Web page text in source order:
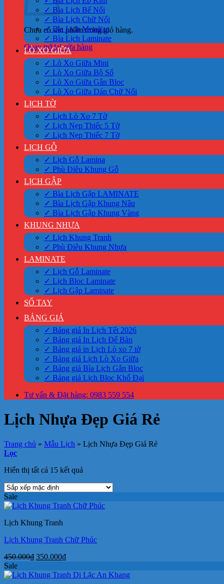
Chưa có sản phẩm trong giỏ hàng.
Quay trở lại cửa hàng
✓ Bìa Lịch Bế Nổi
✓ Bìa Lịch Chữ Nổi
✓ Bìa Lịch Metalize
✓ Bìa Lịch Laminate
LÒ XO GIỮA
✓ Lò Xo Giữa Mini
✓ Lò Xo Giữa Bộ Số
✓ Lò Xo Giữa Gắn Bloc
✓ Lò Xo Giữa Dán Chữ Nổi
LỊCH TỜ
✓ Lịch Lò Xo 7 Tờ
✓ Lịch Nẹp Thiếc 5 Tờ
✓ Lịch Nẹp Thiếc 7 Tờ
LỊCH GỖ
✓ Lịch Gỗ Lamina
✓ Phù Điêu Khung Gỗ
LỊCH GẬP
✓ Bìa Lịch Gập LAMINATE
✓ Bìa Lịch Gập Khung Nâu
✓ Bìa Lịch Gập Khung Vàng
KHUNG NHỰA
✓ Lịch Khung Tranh
✓ Phù Điêu Khung Nhựa
LAMINATE
✓ Lịch Gỗ Laminate
✓ Lịch Bloc Laminate
✓ Lịch Gập Laminate
SỔ TAY
BẢNG GIÁ
✓ Bảng giá In Lịch Tết 2026
✓ Bảng giá In Lịch Để Bàn
✓ Bảng giá in Lịch Lò xo 7 tờ
✓ Bảng giá Lịch Lò Xo Giữa
✓ Bảng giá Bìa Lịch Gắn Bloc
✓ Bảng giá Lịch Bloc Khổ Đại
Tư vấn & Đặt hàng: 0983 559 554
Lịch Nhựa Đẹp Giá Rẻ
Trang chủ » Mẫu Lịch » Lịch Nhựa Đẹp Giá Rẻ
Lọc
Hiển thị tất cả 15 kết quả
Sale
Lịch Khung Tranh
Lịch Khung Tranh Chữ Phúc
450.000₫ Giá
là:
350.000₫Giá
tại
Sale